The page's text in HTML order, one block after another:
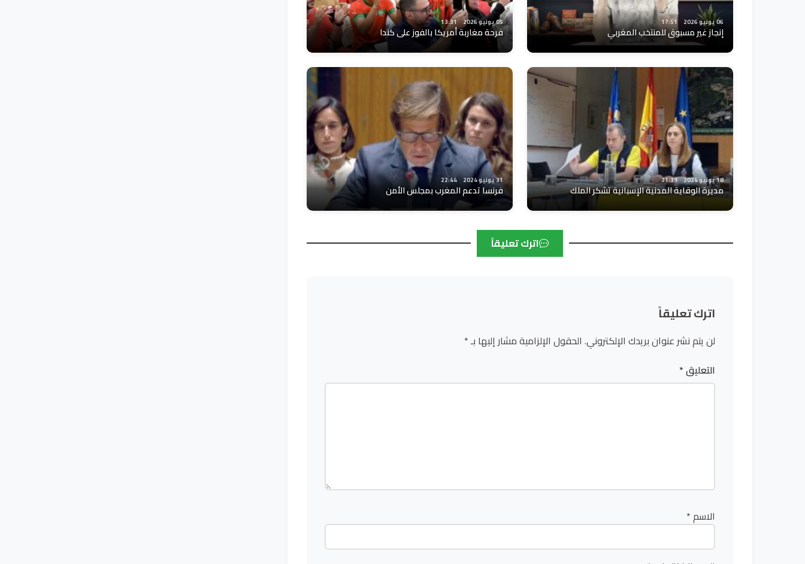
06 يونيو 2026 17:51
إنجاز غير مسبوق للمنتخب المغربي
05 يونيو 2026 13:31
فرحة مغاربة أمريكا بالفوز على كندا
18 يونيو 2024 21:39
مديرة الوقاية المدنية الإسبانية تشكر الملك
31 يونيو 2024 22:44
فرنسا تدعم المغرب بمجلس الأمن
اترك تعليقاً
اترك تعليقاً
لن يتم نشر عنوان بريدك الإلكتروني. الحقول الإلزامية مشار إليها بـ*
التعليق*
الاسم*